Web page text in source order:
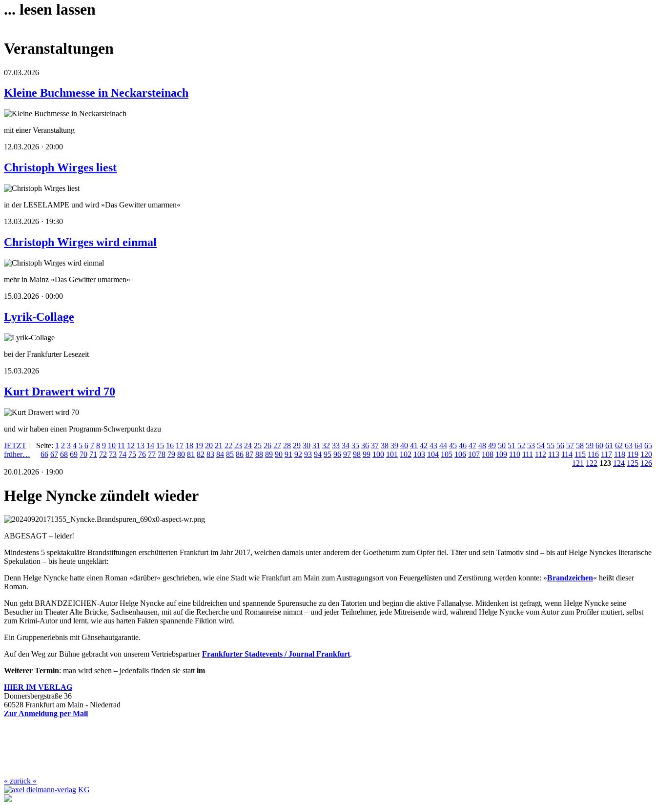
... lesen lassen
Veranstaltungen
07.03.2026
Kleine Buchmesse in Neckarsteinach
mit einer Veranstaltung
12.03.2026 · 20:00
Christoph Wirges liest
in der LESELAMPE und wird »Das Gewitter umarmen«
13.03.2026 · 19:30
Christoph Wirges wird einmal
mehr in Mainz »Das Gewitter umarmen«
15.03.2026 · 00:00
Lyrik-Collage
bei der Frankfurter Lesezeit
15.03.2026
Kurt Drawert wird 70
und wir haben einen Programm-Schwerpunkt dazu
JETZT |
früher…
Seite: 1 2 3 4 5 6 7 8 9 10 11 12 13 14 15 16 17 18 19 20 21 22 23 24 25 26 27 28 29 30 31 32 33 34 35 36 37 38 39 40 41 42 43 44 45 46 47 48 49 50 51 52 53 54 55 56 57 58 59 60 61 62 63 64 65
66 67 68 69 70 71 72 73 74 75 76 77 78 79 80 81 82 83 84 85 86 87 88 89 90 91 92 93 94 95 96 97 98 99 100 101 102 103 104 105 106 107 108 109 110 111 112 113 114 115 116 117 118 119 120
121 122 123 124 125 126
20.01.2026 · 19:00
Helge Nyncke zündelt wieder
ABGESAGT – leider!
Mindestens 5 spektakuläre Brandstiftungen erschütterten Frankfurt im Jahr 2017, welchen damals unter anderem der Goetheturm zum Opfer fiel. Täter und sein Tatmotiv sind – bis auf Helge Nynckes literarische
Spekulation – bis heute ungeklärt:
Denn Helge Nyncke hatte einen Roman »darüber« geschrieben, wie eine Stadt wie Frankfurt am Main zum Austragungsort von Feuergelüsten und Zerstörung werden konnte: »Brandzeichen« heißt dieser
Roman.
Nun geht BRANDZEICHEN-Autor Helge Nyncke auf eine bildreichen und spannende Spurensuche zu den Tatorten und beginn die aktive Fallanalyse. Mitdenken ist gefragt, wenn Helge Nyncke seine
Besucher im Theater Alte Brücke, Sachsenhausen, mit auf die Recherche und Romanreise nimmt – und jeder Teilnehmer, jede Mitreisende wird, während Helge Nyncke vom Autor zum Profiler mutiert, selbst
zum Krimi-Autor und lernt, wie aus harten Fakten spannende Fiktion wird.
Ein Gruppenerlebnis mit Gänsehautgarantie.
Auf den Weg zur Bühne gebracht von unserem VertriebspartnerFrankfurter Stadtevents / Journal Frankfurt.
Weiterer Termin: man wird sehen – jedenfalls finden sie stattim
HIER IM VERLAG
Donnersbergstraße 36
60528 Frankfurt am Main - Niederrad
Zur Anmeldung per Mail
« zurück «